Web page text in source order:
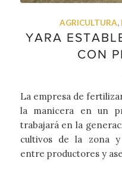
AGRICULTURA,
YARA
CON
La empresa de
la manicera en un
trabajará en la
cultivos de la zona
entre productores y